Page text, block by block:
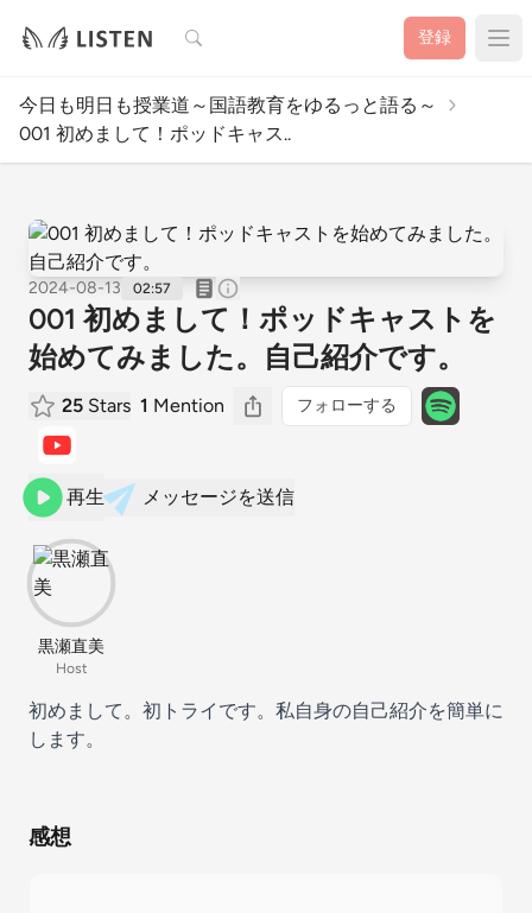
検索 登録
今日も明日も授業道～国語教育をゆるっと語る～
001 初めまして！ポッドキャス..
2024-08-13 02:57
001 初めまして！ポッドキャストを
始めてみました。自己紹介です。
25 Stars 1 Mention フォローする
再生 メッセージを送信
黒瀬直美
Host
初めまして。初トライです。私自身の自己紹介を簡単に
します。
感想